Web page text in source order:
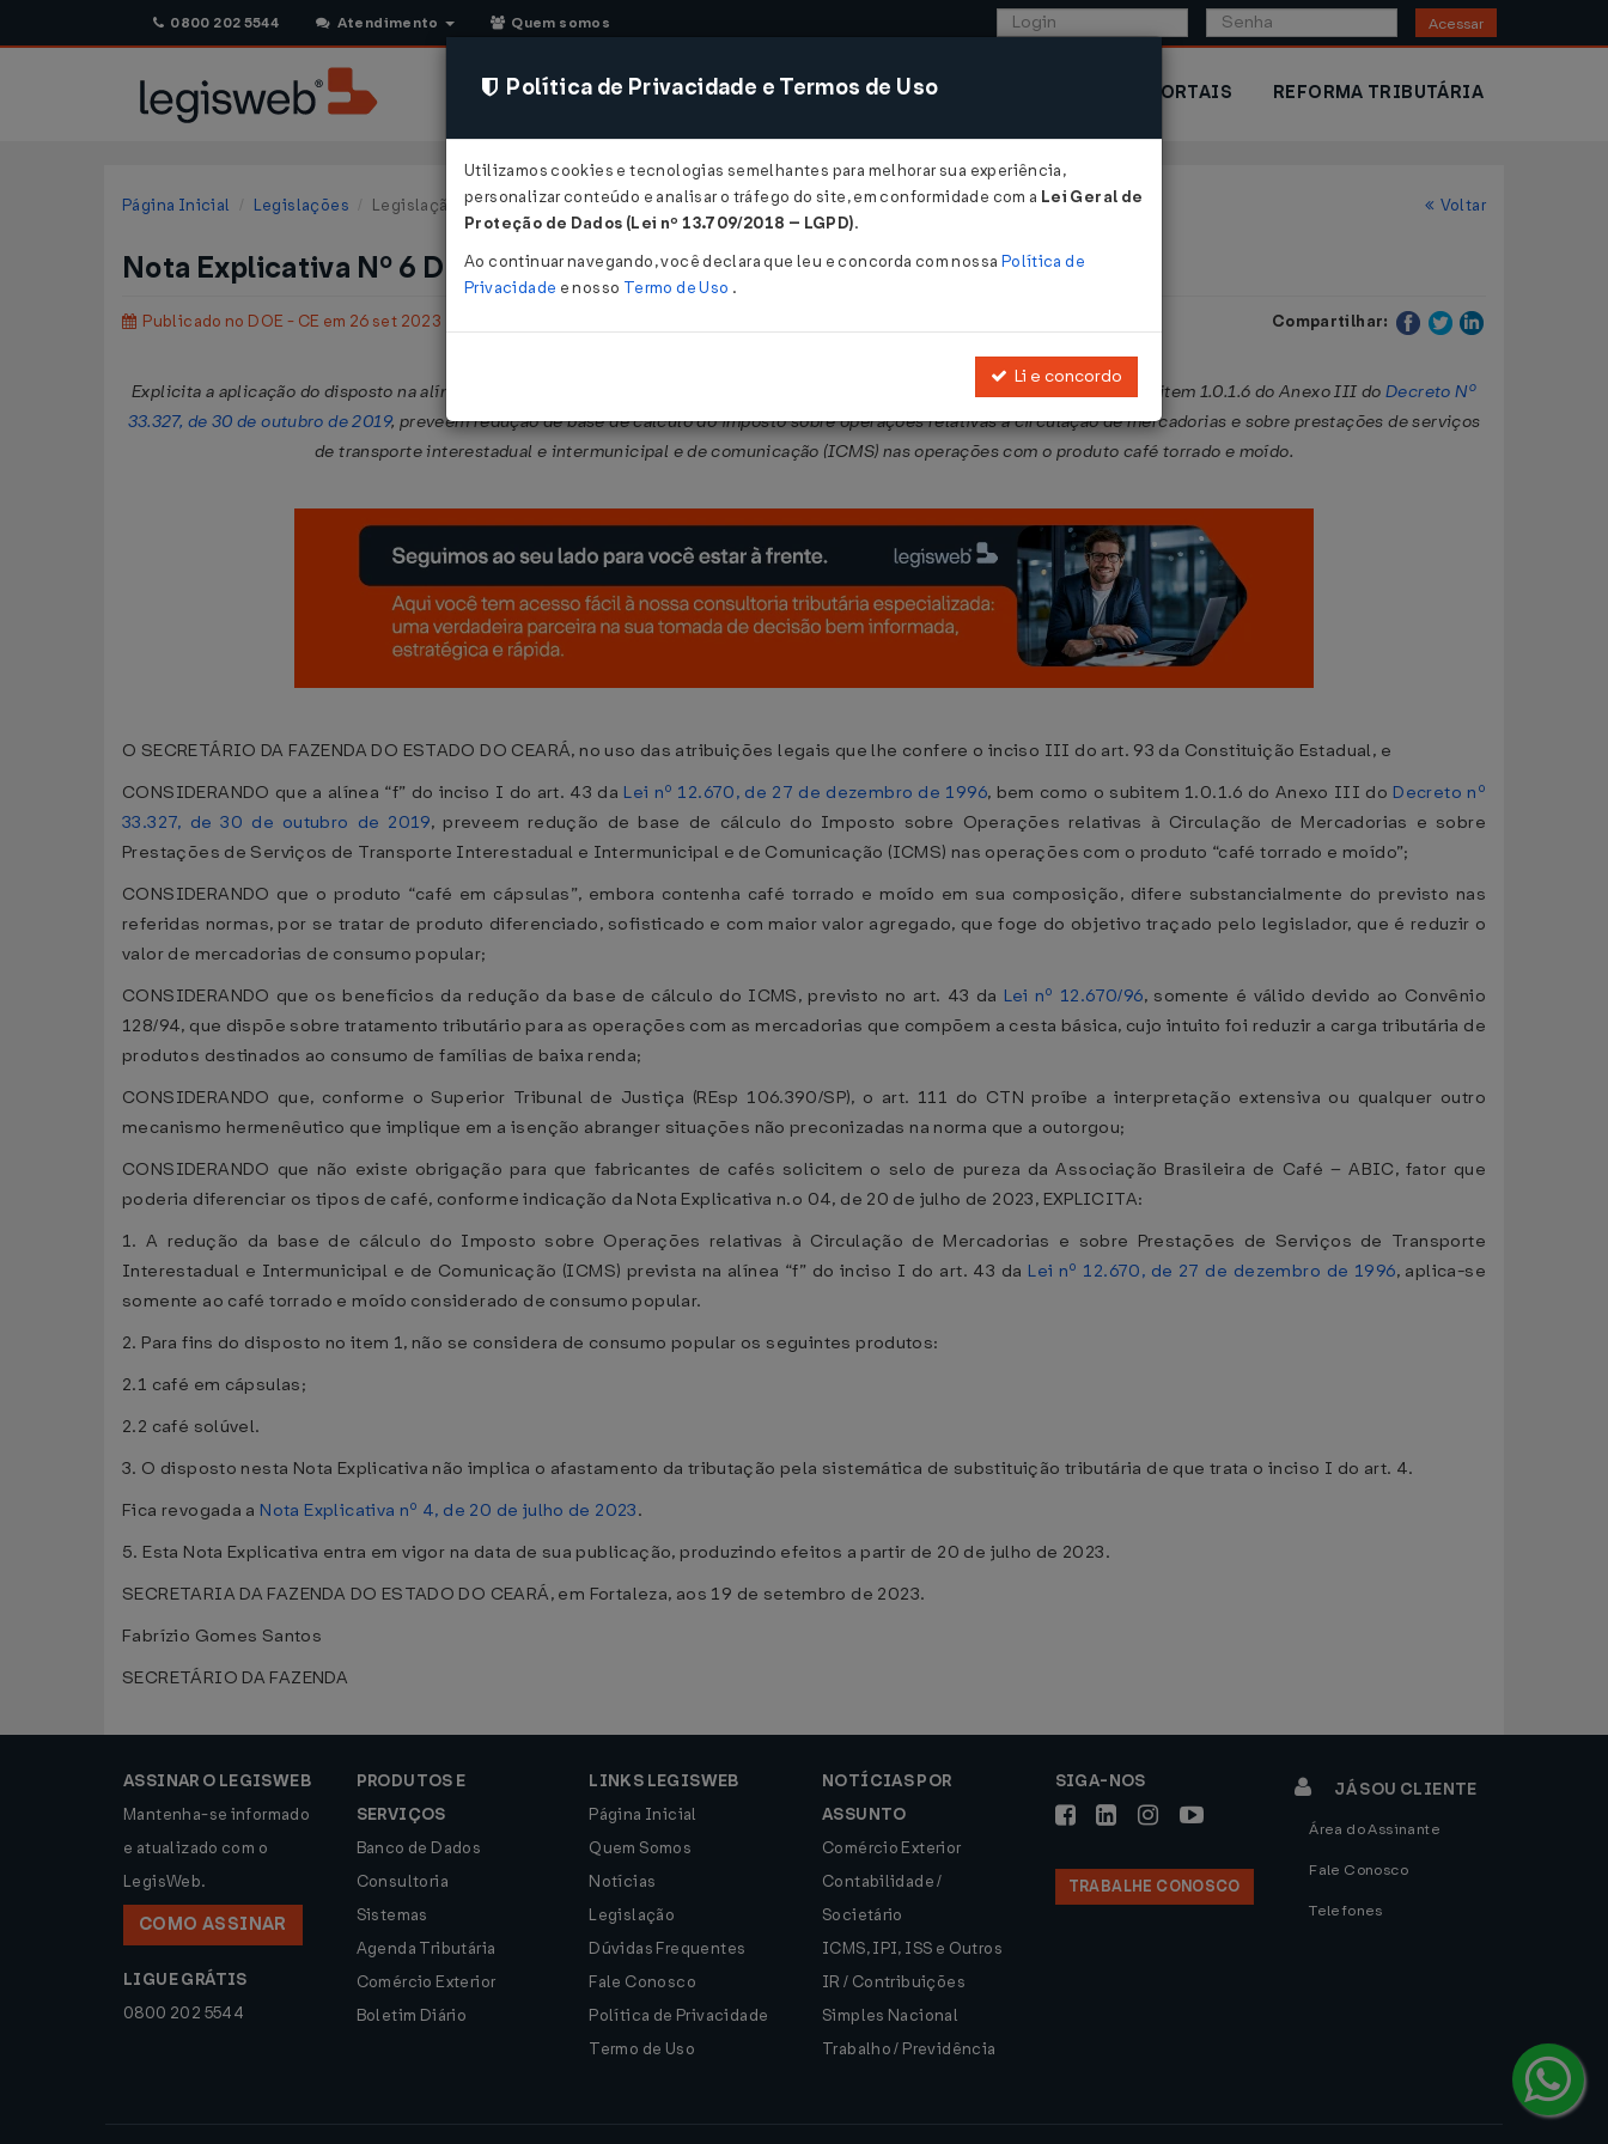
0800 202 5544 Atendimento Quem somos Acessar
CONSULTORIA SISTEMAS COMÉRCIO EXTERIOR PORTAIS REFORMA TRIBUTÁRIA
Página Inicial Legislações Legislação Estadual - Ceará Voltar
Nota Explicativa Nº 6 DE 26/09/2023
Publicado no DOE - CE em 26 set 2023 Compartilhar:
Explicita a aplicação do disposto na alínea “f” do inciso I do art. 43 da Lei Nº 12.670, de 27 de dezembro de 1996, bem como o subitem 1.0.1.6 do Anexo III doDecreto Nº
33.327, de 30 de outubro de 2019, preveem redução de base de cálculo do imposto sobre operações relativas à circulação de mercadorias e sobre prestações de serviços
de transporte interestadual e intermunicipal e de comunicação (ICMS) nas operações com o produto café torrado e moído.
O SECRETÁRIO DA FAZENDA DO ESTADO DO CEARÁ, no uso das atribuições legais que lhe confere o inciso III do art. 93 da Constituição Estadual, e
CONSIDERANDO que a alínea “f” do inciso I do art. 43 da Lei nº 12.670, de 27 de dezembro de 1996, bem como o subitem 1.0.1.6 do Anexo III do Decreto nº
33.327, de 30 de outubro de 2019, preveem redução de base de cálculo do Imposto sobre Operações relativas à Circulação de Mercadorias e sobre
Prestações de Serviços de Transporte Interestadual e Intermunicipal e de Comunicação (ICMS) nas operações com o produto “café torrado e moído”;
CONSIDERANDO que o produto “café em cápsulas”, embora contenha café torrado e moído em sua composição, difere substancialmente do previsto nas
referidas normas, por se tratar de produto diferenciado, sofisticado e com maior valor agregado, que foge do objetivo traçado pelo legislador, que é reduzir o
valor de mercadorias de consumo popular;
CONSIDERANDO que os benefícios da redução da base de cálculo do ICMS, previsto no art. 43 da Lei nº 12.670/96, somente é válido devido ao Convênio
128/94, que dispõe sobre tratamento tributário para as operações com as mercadorias que compõem a cesta básica, cujo intuito foi reduzir a carga tributária de
produtos destinados ao consumo de famílias de baixa renda;
CONSIDERANDO que, conforme o Superior Tribunal de Justiça (REsp 106.390/SP), o art. 111 do CTN proíbe a interpretação extensiva ou qualquer outro
mecanismo hermenêutico que implique em a isenção abranger situações não preconizadas na norma que a outorgou;
CONSIDERANDO que não existe obrigação para que fabricantes de cafés solicitem o selo de pureza da Associação Brasileira de Café – ABIC, fator que
poderia diferenciar os tipos de café, conforme indicação da Nota Explicativa n.o 04, de 20 de julho de 2023, EXPLICITA:
1. A redução da base de cálculo do Imposto sobre Operações relativas à Circulação de Mercadorias e sobre Prestações de Serviços de Transporte
Interestadual e Intermunicipal e de Comunicação (ICMS) prevista na alínea “f” do inciso I do art. 43 da Lei nº 12.670, de 27 de dezembro de 1996, aplica-se
somente ao café torrado e moído considerado de consumo popular.
2. Para fins do disposto no item 1, não se considera de consumo popular os seguintes produtos:
2.1 café em cápsulas;
2.2 café solúvel.
3. O disposto nesta Nota Explicativa não implica o afastamento da tributação pela sistemática de substituição tributária de que trata o inciso I do art. 4.
Fica revogada a Nota Explicativa nº 4, de 20 de julho de 2023.
5. Esta Nota Explicativa entra em vigor na data de sua publicação, produzindo efeitos a partir de 20 de julho de 2023.
SECRETARIA DA FAZENDA DO ESTADO DO CEARÁ, em Fortaleza, aos 19 de setembro de 2023.
Fabrízio Gomes Santos
SECRETÁRIO DA FAZENDA
ASSINAR O LEGISWEB
Mantenha-se informado
e atualizado com o
LegisWeb.
COMO ASSINAR
LIGUE GRÁTIS
0800 202 5544
PRODUTOS E
SERVIÇOS
Banco de Dados
Consultoria
Sistemas
Agenda Tributária
Comércio Exterior
Boletim Diário
LINKS LEGISWEB
Página Inicial
Quem Somos
Notícias
Legislação
Dúvidas Frequentes
Fale Conosco
Política de Privacidade
Termo de Uso
NOTÍCIAS POR
ASSUNTO
Comércio Exterior
Contabilidade /
Societário
ICMS, IPI, ISS e Outros
IR / Contribuições
Simples Nacional
Trabalho / Previdência
SIGA-NOS
TRABALHE CONOSCO
JÁ SOU CLIENTE
Área do Assinante
Fale Conosco
Telefones
Política de Privacidade e Termos de Uso
Utilizamos cookies e tecnologias semelhantes para melhorar sua experiência,
personalizar conteúdo e analisar o tráfego do site, em conformidade com a Lei Geral de
Proteção de Dados (Lei nº 13.709/2018 – LGPD).
Ao continuar navegando, você declara que leu e concorda com nossa Política de
Privacidade e nosso Termo de Uso .
Li e concordo